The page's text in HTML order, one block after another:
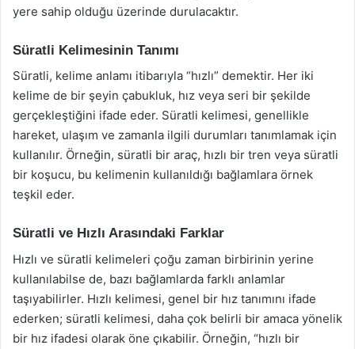
yere sahip olduğu üzerinde durulacaktır.
Süratli Kelimesinin Tanımı
Süratli, kelime anlamı itibarıyla “hızlı” demektir. Her iki
kelime de bir şeyin çabukluk, hız veya seri bir şekilde
gerçekleştiğini ifade eder. Süratli kelimesi, genellikle
hareket, ulaşım ve zamanla ilgili durumları tanımlamak için
kullanılır. Örneğin, süratli bir araç, hızlı bir tren veya süratli
bir koşucu, bu kelimenin kullanıldığı bağlamlara örnek
teşkil eder.
Süratli ve Hızlı Arasındaki Farklar
Hızlı ve süratli kelimeleri çoğu zaman birbirinin yerine
kullanılabilse de, bazı bağlamlarda farklı anlamlar
taşıyabilirler. Hızlı kelimesi, genel bir hız tanımını ifade
ederken; süratli kelimesi, daha çok belirli bir amaca yönelik
bir hız ifadesi olarak öne çıkabilir. Örneğin, “hızlı bir